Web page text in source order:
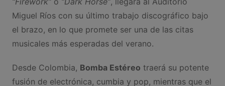
Miguel Ríos con su último trabajo discográfico bajo
el brazo, en lo que promete ser una de las citas
musicales más esperadas del verano.
Desde Colombia, Bomba Estéreo traerá su potente
fusión de electrónica, cumbia y pop, mientras que el